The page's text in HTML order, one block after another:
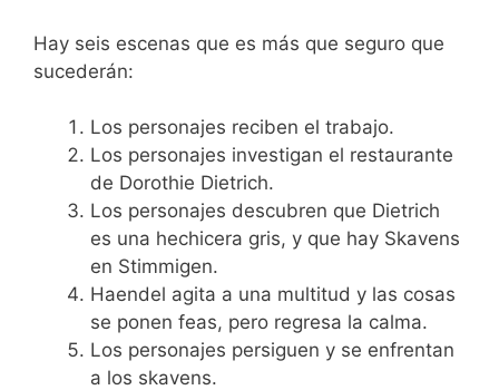
Hay seis escenas que es más que seguro que
sucederán:
Los personajes reciben el trabajo.
Los personajes investigan el restaurante
de Dorothie Dietrich.
Los personajes descubren que Dietrich
es una hechicera gris, y que hay Skavens
en Stimmigen.
Haendel agita a una multitud y las cosas
se ponen feas, pero regresa la calma.
Los personajes persiguen y se enfrentan
a los skavens.